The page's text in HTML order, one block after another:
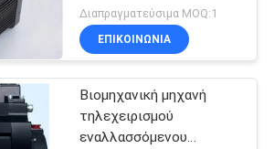
YASKAWA επαγωγής
εναλλασσόμενου
ρεύματος μαύρο
Διαπραγματεύσιμα MOQ:1
ΕΠΙΚΟΙΝΩΝΊΑ
Βιομηχανική μηχανή
τηλεχειρισμού
εναλλασσόμενου